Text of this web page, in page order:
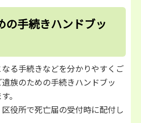
の手続きハンドブッ
る手続きなどを分かりやすくご
族のための手続きハンドブッ
。
役所で死亡届の受付時に配付し